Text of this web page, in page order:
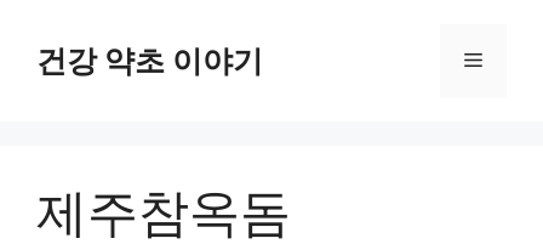
건강 약초 이야기 메
제주참옥돔